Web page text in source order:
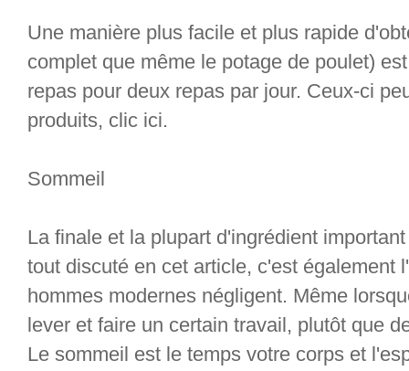
Une manière plus facile et plus rapide
complet que même le potage de poulet)
repas pour deux repas par jour. Ceux-ci
produits, clic ici.
Sommeil
La finale et la plupart d'ingrédient
tout discuté en cet article, c'est également
hommes modernes négligent. Même
lever et faire un certain travail, plutôt que
Le sommeil est le temps votre corps et